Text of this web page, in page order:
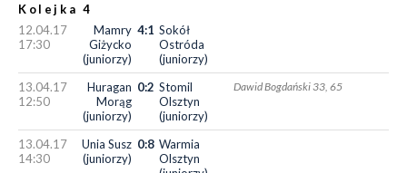
Kolejka 4
12.04.17
17:30
Mamry
Giżycko
(juniorzy)
4:1 Sokół
Ostróda
(juniorzy)
13.04.17
12:50
Huragan
Morąg
(juniorzy)
0:2 Stomil
Olsztyn
(juniorzy)
Dawid Bogdański 33, 65
13.04.17
14:30
Unia Susz
(juniorzy)
0:8 Warmia
Olsztyn